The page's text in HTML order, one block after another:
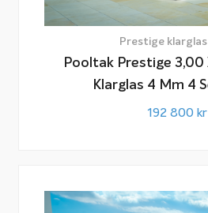
Prestige
Pooltak Prestige 3,00
Klarglas 4 Mm 4
192 800 kr